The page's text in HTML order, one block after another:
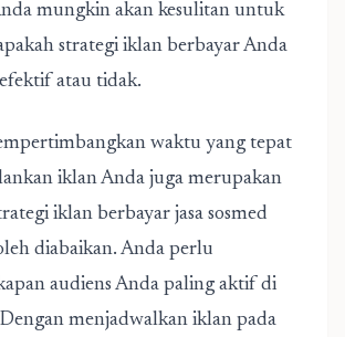
mungkin akan kesulitan untuk
strategi iklan berbayar Anda
atau tidak.
waktu yang tepat
iklan Anda juga merupakan
iklan berbayar jasa sosmed
diabaikan. Anda perlu
audiens Anda paling aktif di
menjadwalkan iklan pada